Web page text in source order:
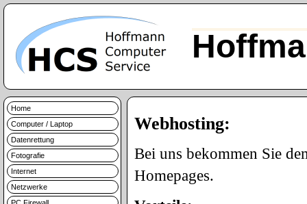
Home
Computer / Laptop
Datenrettung
Fotografie
Internet
Netzwerke
Webhosting:
Bei uns bekommen Sie
Homepages.